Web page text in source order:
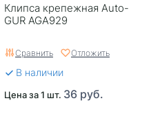
Клипса крепежная Auto-
GUR AGA929
Сравнить Отложить
В наличии
Цена за 1 шт. 36 руб.